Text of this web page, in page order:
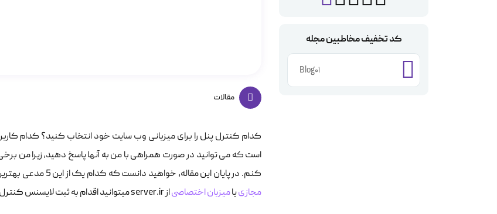
کد تخفیف مخاطبین مجله
Blog01
مقالات
کدام کنترل پنل را برای میزبانی وب سایت خود انتخاب کنید؟ کدام
است که می توانید در صورت همراهی با من به آنها پاسخ دهید، زیرا من
کنم. در پایان این مقاله، خواهید دانست که کدام یک از این 5 مدعی بهترین کنترل پنل برای لینوکس است. همچنین در صورت
مجازییامیزبان اختصاصیاز server.ir میتوانید اقدام به ثبت لایسنس کنترل پنل مورد نظر خود بفرمائید.